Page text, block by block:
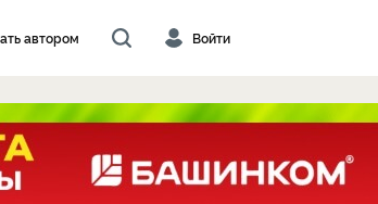
автором Войти